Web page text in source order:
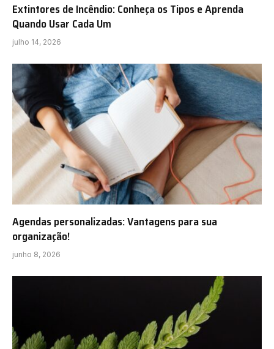
Extintores de Incêndio: Conheça os Tipos e Aprenda
Quando Usar Cada Um
julho 14, 2026
Agendas personalizadas: Vantagens para sua
organização!
junho 8, 2026